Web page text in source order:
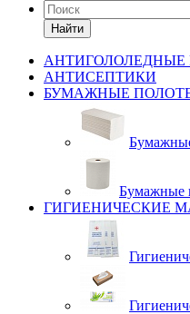
Найти
АНТИГОЛОЛЕДНЫЕ
АНТИСЕПТИКИ
БУМАЖНЫЕ
Бумажные
ГИГИЕНИЧЕСКИЕ